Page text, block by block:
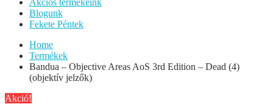
Akciós termékeink
Blogunk
Fekete Péntek
Home
Termékek
Bandua – Objective Areas AoS 3rd Edition – Dead (4)
(objektív jelzők)
Akció!